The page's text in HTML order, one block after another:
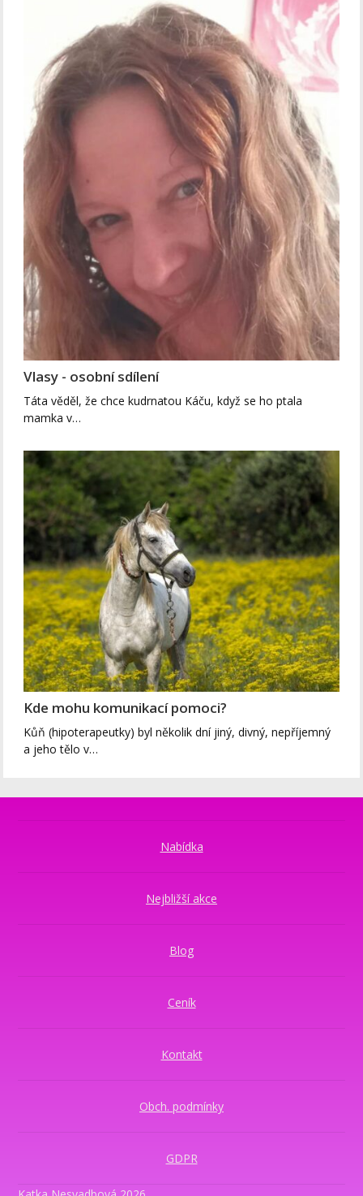
Vlasy - osobní sdílení
Táta věděl, že chce kudrnatou Káču, když se ho ptala
mamka v…
Kde mohu komunikací pomoci?
Kůň (hipoterapeutky) byl několik dní jiný, divný, nepříjemný
a jeho tělo v…
Nabídka
Nejbližší akce
Blog
Ceník
Kontakt
Obch. podmínky
GDPR